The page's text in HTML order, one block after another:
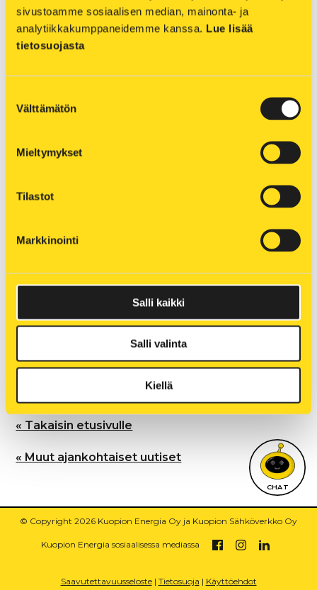
sivustoamme sosiaalisen median, mainonta- ja
analytiikkakumppaneidemme kanssa. Lue lisää
tietosuojasta
valinta
Välttämätön
Mieltymykset
Tilastot
Markkinointi
Salli kaikki
Salli valinta
Kiellä
Kaukolämpöverkon kuvauslennot tehdään
auringonlaskun jälkeen, jolloin maanpinta on
Helikopterin lentokorkeus on kuvausten aikana
tietokoneanalyysien avulla tutkitaan maanpinnan
vauriokohtien paikantamiseksi. Tulosten ja
ennakoivan kunnossapidon avulla varmistetaan
häiriötön lämmönsaanti.
Pahoittelemme helikopterilentojen mahdollisesti
aiheuttamaa ajoittaista meluhaittaa.
Pekka Lång, p. 040 709 7632
« Takaisin etusivulle
« Muut ajankohtaiset uutiset
© Copyright 2026 Kuopion Energia Oy ja Kuopion Sähköverkko Oy
Kuopion Energia sosiaalisessa mediassa
Saavutettavuusseloste| Tietosuoja | Käyttöehdot
CHAT